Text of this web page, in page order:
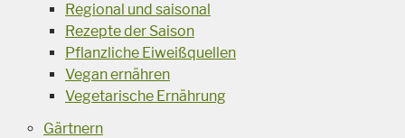
Regional und saisonal
Rezepte der Saison
Pflanzliche Eiweißquellen
Vegan ernähren
Vegetarische Ernährung
Gärtnern